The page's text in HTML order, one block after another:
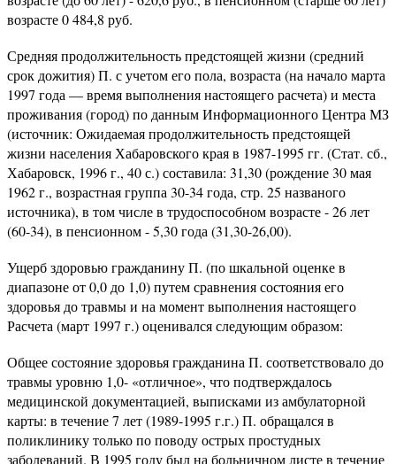
возрасте 0 484,8 руб.
Средняя продолжительность предстоящей жизни (средний
срок дожития) П. с учетом его пола, возраста (на начало марта
1997 года — время выполнения настоящего расчета) и места
проживания (город) по данным Информационного Центра МЗ
(источник: Ожидаемая продолжительность предстоящей
жизни населения Хабаровского края в 1987-1995 гг. (Стат. сб.,
Хабаровск, 1996 г., 40 с.) составила: 31,30 (рождение 30 мая
1962 г., возрастная группа 30-34 года, стр. 25 названого
источника), в том числе в трудоспособном возрасте - 26 лет
(60-34), в пенсионном - 5,30 года (31,30-26,00).
Ущерб здоровью гражданину П. (по шкальной оценке в
диапазоне от 0,0 до 1,0) путем сравнения состояния его
здоровья до травмы и на момент выполнения настоящего
Расчета (март 1997 г.) оценивался следующим образом:
Общее состояние здоровья гражданина П. соответствовало до
травмы уровню 1,0- «отличное», что подтверждалось
медицинской документацией, выписками из амбулаторной
карты: в течение 7 лет (1989-1995 г.г.) П. обращался в
поликлинику только по поводу острых простудных
заболеваний. В 1995 году был на больничном листе в течение